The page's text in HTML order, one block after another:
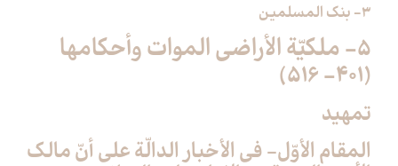
3- بنك المسلمين
5- ملكيّة الأراضي الموات وأحكامها
(401- 516)
تمهيد
المقام الأوّل- في الأخبار الدالّة على أنّ مالك